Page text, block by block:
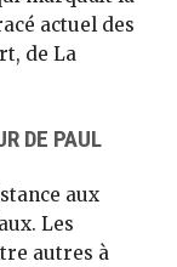
actuel des
de La
DE PAUL
aux
Les
autres à